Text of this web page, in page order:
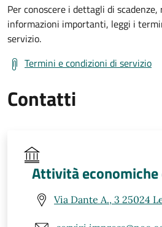
Per conoscere i dettagli di
informazioni importanti, leggi i
servizio.
Termini e condizioni di servizio
Contatti
Attività
Via Dante A., 3 25024